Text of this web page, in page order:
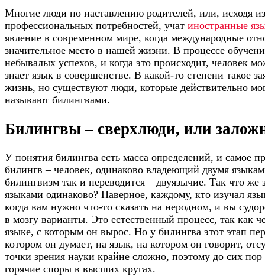
Многие люди по наставлению родителей, или, исходя
профессиональных потребностей, учат иностранные
явление в современном мире, когда международные
значительное место в нашей жизни. В процессе
небывалых успехов, и когда это происходит, человек
знает язык в совершенстве. В какой-то степени такое
жизнь, но существуют люди, которые действительно
называют билингвами.
Билингвы – сверхлюди, или
У понятия билингва есть масса определений, и самое
билингв – человек, одинаково владеющий двумя
билингвизм так и переводится – двуязычие. Так что же
языками одинаково? Наверное, каждому, кто изучал
когда вам нужно что-то сказать на неродном, и вы
в мозгу варианты. Это естественный процесс, так как
языке, с которым он вырос. Но у билингва этот этап
котором он думает, на язык, на котором он говорит,
точки зрения науки крайне сложно, поэтому до сих
горячие споры в высших кругах.